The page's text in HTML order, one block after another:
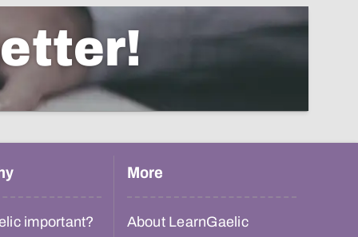
important?
More
About LearnGaelic